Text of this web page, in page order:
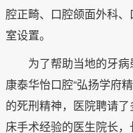
腔正畸、口腔颌面外科
室设置。
为了帮助当地的牙
康泰华怡口腔“弘扬学府
的死刑精神，医院聘请
床手术经验的医生院长